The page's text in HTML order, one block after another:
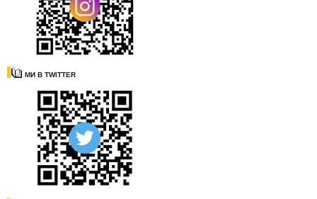
МИ В TWITTER